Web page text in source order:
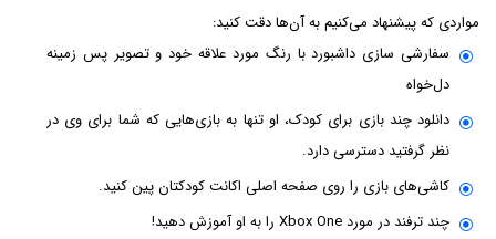
مواردی که پیشنهاد می‌کنیم به آن‌ها دقت کنید:
سفارشی سازی داشبورد با رنگ مورد علاقه خود و تصویر پس زمینه
دل‌خواه
دانلود چند بازی برای کودک، او تنها به بازی‌هایی که شما برای وی در
نظر گرفتید دسترسی دارد.
کاشی‌های بازی را روی صفحه اصلی اکانت کودکتان پین کنید.
چند ترفند در مورد Xbox One را به او آموزش دهید!